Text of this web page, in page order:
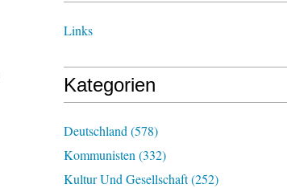
Links
Kategorien
Deutschland (578)
Kommunisten (332)
Kultur Und Gesellschaft(252)